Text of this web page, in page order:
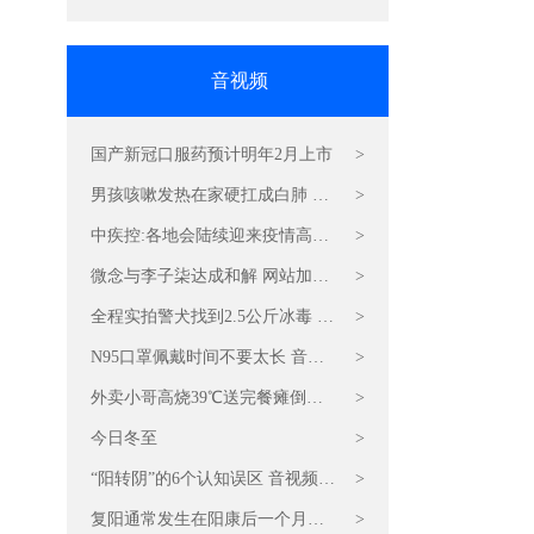
音视频
国产新冠口服药预计明年2月上市 >
男孩咳嗽发热在家硬扛成白肺 视
频加速CDN流量包费用
>
中疾控:各地会陆续迎来疫情高峰
游戏视频加速CDN价格
>
微念与李子柒达成和解 网站加速
CDN音视频服务器
>
全程实拍警犬找到2.5公斤冰毒 游
戏CDN加速节点
>
N95口罩佩戴时间不要太长 音视
频直播加速CDN费用
>
外卖小哥高烧39℃送完餐瘫倒在
地 音视频加速CDN流量包费用
>
今日冬至 >
“阳转阴”的6个认知误区 音视频加
速CDN费用
>
复阳通常发生在阳康后一个月内
>